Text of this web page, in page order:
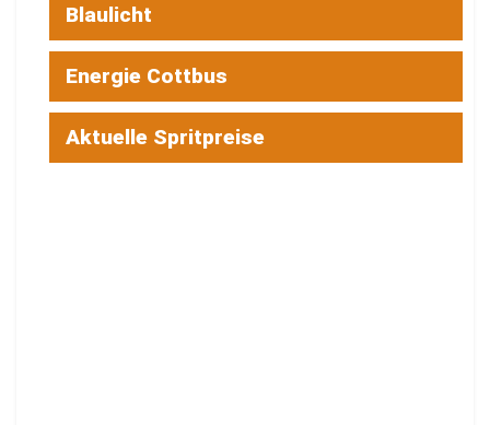
Blaulicht
Energie Cottbus
Aktuelle Spritpreise